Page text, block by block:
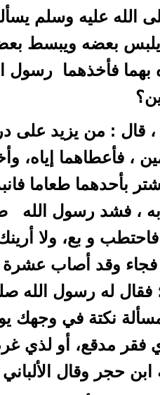
الله عليه وسلم
بعضه ويبسط
بهما فأخذهما رسول
قال : من يزيد على
، فأعطاهما إياه،
بأحدهما طعاما
به ، فشد رسول الله
و بع، ولا
وقد أصاب عشرة
؛ فقال له رسول الله
نكتة في وجهك
لذي فقر مدقع، أو لذي
حجر وقال
؟؟!!